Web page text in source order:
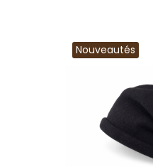
Nouveautés